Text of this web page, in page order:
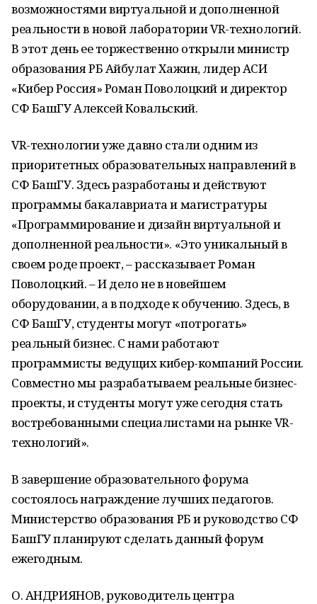
возможностями виртуальной и дополненной
реальности в новой лаборатории VR-технологий.
В этот день ее торжественно открыли министр
образования РБ Айбулат Хажин, лидер АСИ
«Кибер Россия» Роман Поволоцкий и директор
СФ БашГУ Алексей Ковальский.
VR-технологии уже давно стали одним из
приоритетных образовательных направлений в
СФ БашГУ. Здесь разработаны и действуют
программы бакалавриата и магистратуры
«Программирование и дизайн виртуальной и
дополненной реальности». «Это уникальный в
своем роде проект, – рассказывает Роман
Поволоцкий. – И дело не в новейшем
оборудовании, а в подходе к обучению. Здесь, в
СФ БашГУ, студенты могут «потрогать»
реальный бизнес. С нами работают
программисты ведущих кибер-компаний России.
Совместно мы разрабатываем реальные бизнес-
проекты, и студенты могут уже сегодня стать
востребованными специалистами на рынке VR-
технологий».
В завершение образовательного форума
состоялось награждение лучших педагогов.
Министерство образования РБ и руководство СФ
БашГУ планируют сделать данный форум
ежегодным.
О. АНДРИЯНОВ, руководитель центра